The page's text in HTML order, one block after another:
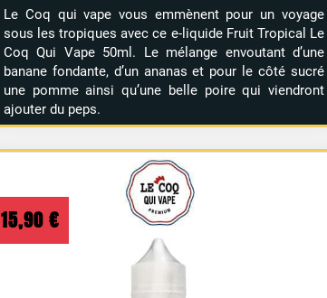
Le Coq qui vape vous emmènent pour un voyage
sous les tropiques avec ce e-liquide Fruit Tropical Le
Coq Qui Vape 50ml. Le mélange envoutant d’une
banane fondante, d’un ananas et pour le côté sucré
une pomme ainsi qu’une belle poire qui viendront
ajouter du peps.
15,90€